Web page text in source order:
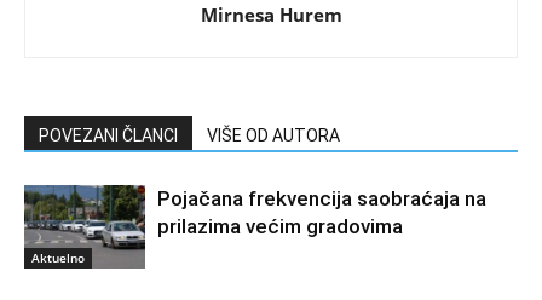
Mirnesa Hurem
POVEZANI ČLANCI VIŠE OD AUTORA
Aktuelno
Pojačana frekvencija saobraćaja na
prilazima većim gradovima